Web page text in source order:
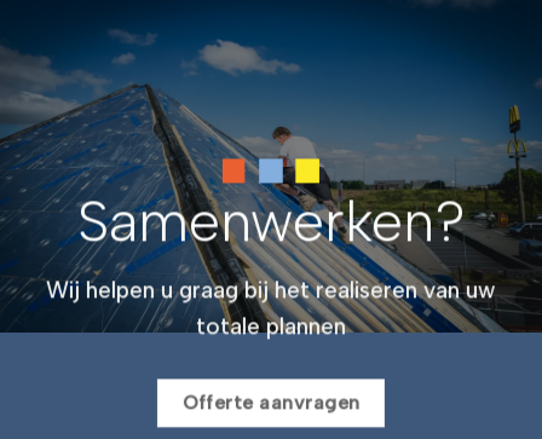
Samenwerken?
Wij helpen u graag bij het realiseren van uw
totale plannen
Offerte aanvragen